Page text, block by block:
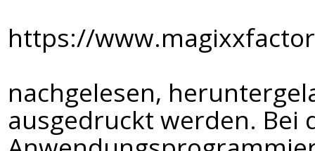
https://
nachgelesen,
ausgedruckt werden. Bei